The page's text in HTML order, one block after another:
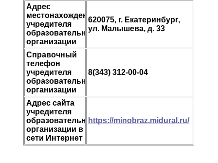
Адрес
местонахождения
учредителя
образовательной
организации
620075, г. Екатеринбург,
ул. Малышева, д. 33
Справочный
телефон
учредителя
образовательной
организации
8(343) 312-00-04
Адрес сайта
учредителя
образовательной
организации в
сети Интернет
https://minobraz.midural.ru/